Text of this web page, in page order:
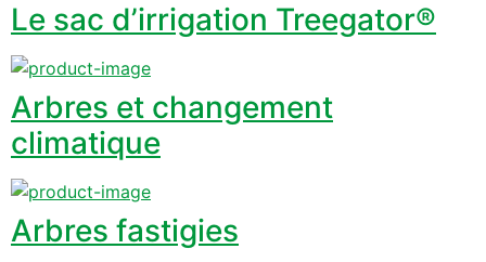
Le sac d’irrigation Treegator®
Arbres et changement
climatique
Arbres fastigies